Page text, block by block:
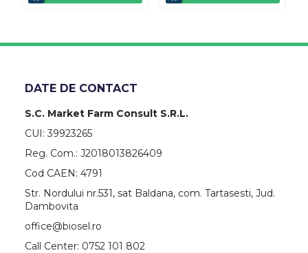
DATE DE CONTACT
S.C. Market Farm Consult S.R.L.
CUI: 39923265
Reg. Com.: J2018013826409
Cod CAEN: 4791
Str. Nordului nr.531, sat Baldana, com. Tartasesti, Jud.
Dambovita
office@biosel.ro
Call Center: 0752 101 802